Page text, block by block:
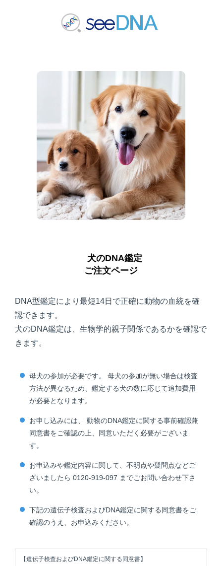
犬のDNA鑑定
ご注文ページ
DNA型鑑定により最短14日で正確に動物の血統を確
認できます。
犬のDNA鑑定は、生物学的親子関係であるかを確認で
きます。
母犬の参加が必要です。 母犬の参加が無い場合は検査
方法が異なるため、鑑定する犬の数に応じて追加費用
が必要となります。
お申し込みには、 動物のDNA鑑定に関する事前確認兼
同意書をご確認の上、同意いただく必要がございま
す。
お申込みや鑑定内容に関して、不明点や疑問点などご
ざいましたら 0120-919-097 までごお問い合わせ下さ
い。
下記の遺伝子検査およびDNA鑑定に関する同意書をご
確認のうえ、お申込みください。
【遺伝子検査およびDNA鑑定に関する同意書】